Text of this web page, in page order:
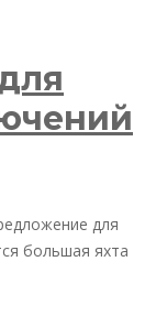
для
большая яхта